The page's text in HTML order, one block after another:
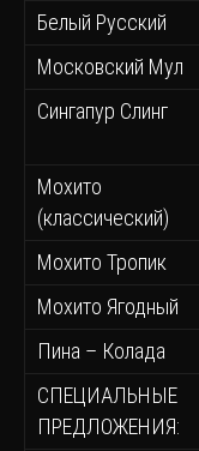
Белый Русский
Московский Мул
Сингапур Слинг
Мохито
(классический)
Мохито Тропик
Мохито Ягодный
Пина – Колада
СПЕЦИАЛЬНЫЕ
ПРЕДЛОЖЕНИЯ: